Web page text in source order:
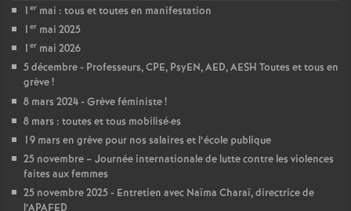
O
l
é
1 er mai : tous et toutes en manifestation
1 er mai 2025
1 er mai 2026
5 décembre - Professeurs, CPE, PsyEN, AED, AESH Toutes et tous en
grève!
8 mars 2024 - Grève féministe!
8 mars : toutes et tous mobilisé·es
19 mars en grève pour nos salaires et l’école publique
25 novembre – Journée internationale de lutte contre les violences
faites aux femmes
25 novembre 2025 - Entretien avec Naïma Charaï, directrice de